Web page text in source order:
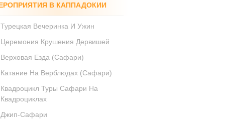
В КАППАДОКИИ
Турецкая Вечеринка И Ужин
Церемония Крушения Дервишей
Верховая Езда (Сафари)
Катание На Верблюдах (Сафари)
Квадроцикл Туры Сафари На
Квадроциклах
Джип-Сафари